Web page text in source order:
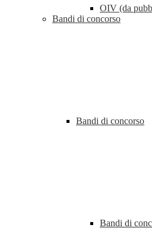
OIV (da
Bandi di concorso
Bandi di concorso
Bandi di